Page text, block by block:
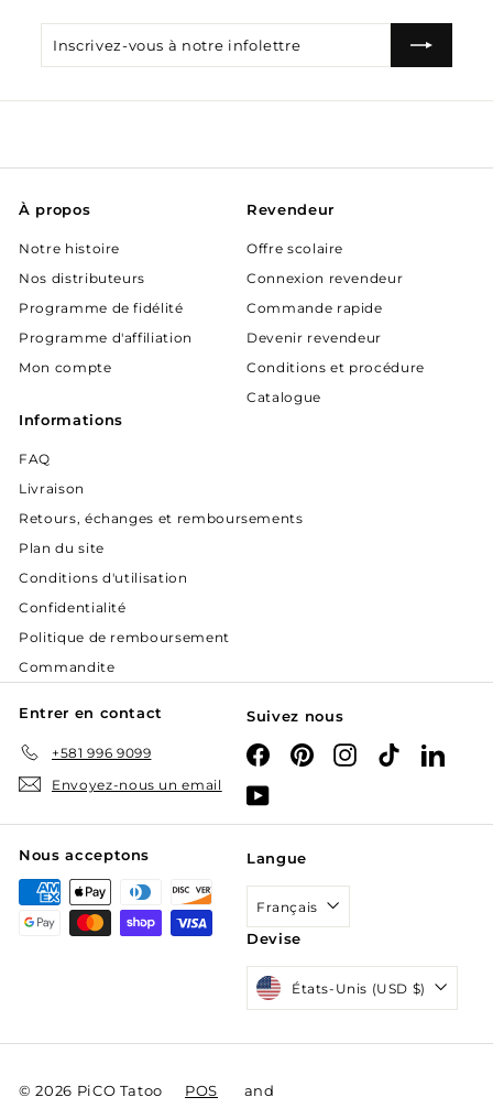
notre
À propos
Notre histoire
Nos distributeurs
Programme de fidélité
Programme d'affiliation
Mon compte
Revendeur
Offre scolaire
Connexion revendeur
Commande rapide
Devenir revendeur
Conditions et procédure
Catalogue
Informations
FAQ
Livraison
Retours, échanges et remboursements
Plan du site
Conditions d'utilisation
Confidentialité
Politique de remboursement
Commandite
Entrer en contact
+581 996 9099
Envoyez-nous un email
Suivez nous
FacebookPinterestInstagram
TikTok
YouTube
Nous acceptons Langue
Français
Devise
États-Unis (USD $)
© 2026 PiCO Tatoo POS and